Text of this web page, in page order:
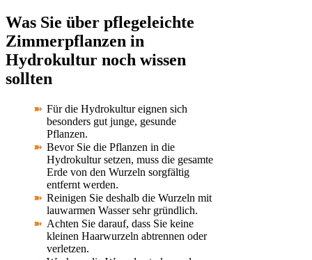
Was Sie über pflegeleichte
Zimmerpflanzen in
Hydrokultur noch wissen
sollten
Für die Hydrokultur eignen sich
besonders gut junge, gesunde
Pflanzen.
Bevor Sie die Pflanzen in die
Hydrokultur setzen, muss die gesamte
Erde von den Wurzeln sorgfältig
entfernt werden.
Reinigen Sie deshalb die Wurzeln mit
lauwarmen Wasser sehr gründlich.
Achten Sie darauf, dass Sie keine
kleinen Haarwurzeln abtrennen oder
verletzen.